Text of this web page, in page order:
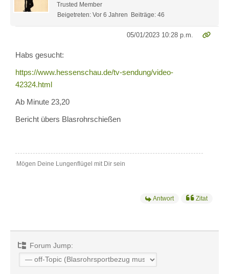
Trusted Member
Beigetreten: Vor 6 Jahren Beiträge: 46
05/01/2023 10:28 p.m.
Habs gesucht:
https://www.hessenschau.de/tv-sendung/video-
42324.html
Ab Minute 23,20
Bericht übers Blasrohrschießen
Mögen Deine Lungenflügel mit Dir sein
Antwort Zitat
Forum Jump: